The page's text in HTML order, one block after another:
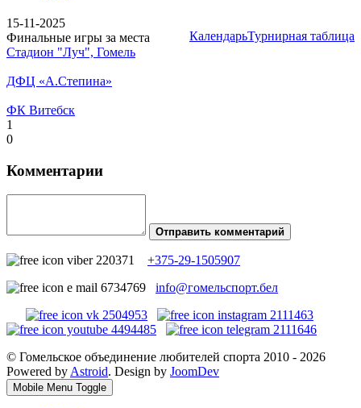
КалендарьТурнирная таблица
15-11-2025
Финальные игры за места
Стадион "Луч", Гомель
ДФЦ «А.Степина»
ФК Витебск
1
0
Комментарии
Отправить комментарий
+375-29-1505907
info@гомельспорт.бел
© Гомельское объединение любителей спорта 2010 - 2026
Powered by Astroid. Design by JoomDev
Mobile Menu Toggle